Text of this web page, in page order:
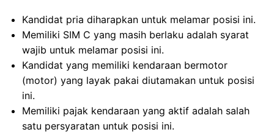
Kandidat pria diharapkan untuk melamar posisi ini.
Memiliki SIM C yang masih berlaku adalah syarat
wajib untuk melamar posisi ini.
Kandidat yang memiliki kendaraan bermotor
(motor) yang layak pakai diutamakan untuk posisi
ini.
Memiliki pajak kendaraan yang aktif adalah salah
satu persyaratan untuk posisi ini.